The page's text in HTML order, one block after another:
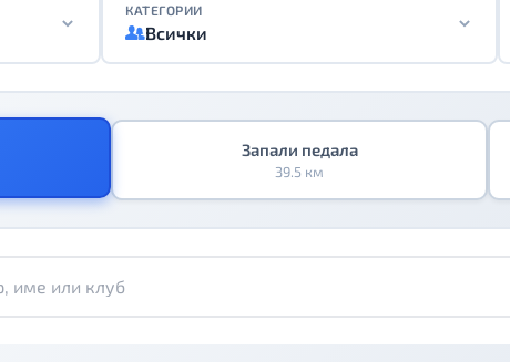
КАТЕГОРИИ
Всички
Запали педала
39.5 км